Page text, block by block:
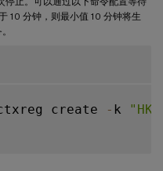
10 分钟，则最小值 10 分钟将生
create - k